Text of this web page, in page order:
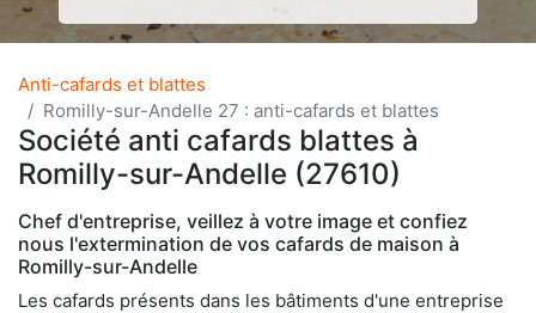
Anti-cafards et blattes
Romilly-sur-Andelle 27 : anti-cafards et blattes
Société anti cafards blattes à
Romilly-sur-Andelle (27610)
Chef d'entreprise, veillez à votre image et confiez
nous l'extermination de vos cafards de maison à
Romilly-sur-Andelle
Les cafards présents dans les bâtiments d'une entreprise